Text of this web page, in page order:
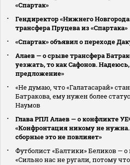
«Спартак»
Гендиректор «Нижнего
трансфера Пруцева из «Спартака»
«Спартак» объявил о переходе
Алаев — о срыве трансфера
уезжать, то как Сафонов.
предложение»
«Не думаю, что «Галатасарай»
Батракова, ему нужен более
Наумов
Глава РПЛ Алаев — о конфликте
«Конфронтация никому не
сборные это не повлияет»
Футболист «Балтики» Беликов —
«Сильно нас не ругали, потому